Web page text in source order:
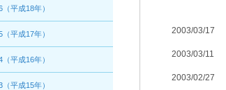
（平成18年）
（平成17年）
（平成16年）
（平成15年）
2003/03/17
2003/03/11
2003/02/27